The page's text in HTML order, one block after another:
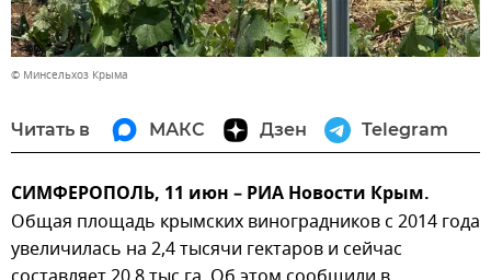
© Минсельхоз Крыма
Читать в МАКС Дзен Telegram
СИМФЕРОПОЛЬ, 11 июн – РИА Новости Крым.
Общая площадь крымских виноградников с 2014 года
увеличилась на 2,4 тысячи гектаров и сейчас